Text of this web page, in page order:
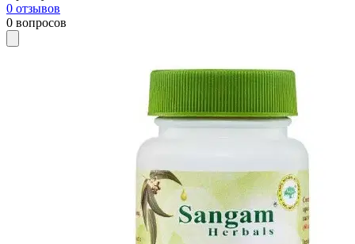
0 отзывов
0 вопросов